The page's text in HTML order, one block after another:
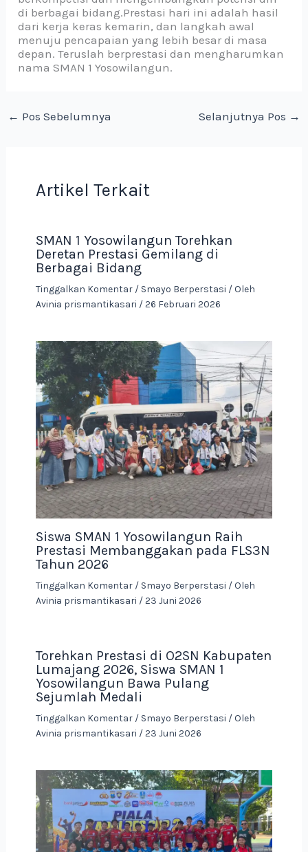
di berbagai bidang.Prestasi hari ini adalah hasil
dari kerja keras kemarin, dan langkah awal
menuju pencapaian yang lebih besar di masa
depan. Teruslah berprestasi dan mengharumkan
nama SMAN 1 Yosowilangun.
← Pos Sebelumnya Selanjutnya Pos →
Artikel Terkait
SMAN 1 Yosowilangun Torehkan
Deretan Prestasi Gemilang di
Berbagai Bidang
Tinggalkan Komentar / Smayo Berperstasi / Oleh
Avinia prismantikasari /26 Februari 2026
Siswa SMAN 1 Yosowilangun Raih
Prestasi Membanggakan pada FLS3N
Tahun 2026
Tinggalkan Komentar / Smayo Berperstasi / Oleh
Avinia prismantikasari /23 Juni 2026
Torehkan Prestasi di O2SN Kabupaten
Lumajang 2026, Siswa SMAN 1
Yosowilangun Bawa Pulang
Sejumlah Medali
Tinggalkan Komentar / Smayo Berperstasi / Oleh
Avinia prismantikasari /23 Juni 2026